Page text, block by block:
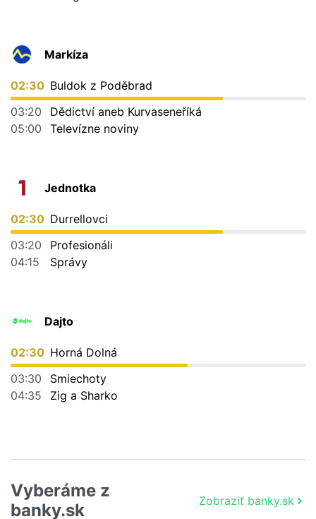
Markíza
02:30 Buldok z Poděbrad
03:20
Dědictví aneb Kurvaseneříká
05:00
Televízne noviny
Jednotka
02:30 Durrellovci
03:20
Profesionáli
04:15
Správy
Dajto
02:30 Horná Dolná
03:30
Smiechoty
04:35
Zig a Sharko
Vyberáme z
banky.sk
Zobraziť banky.sk